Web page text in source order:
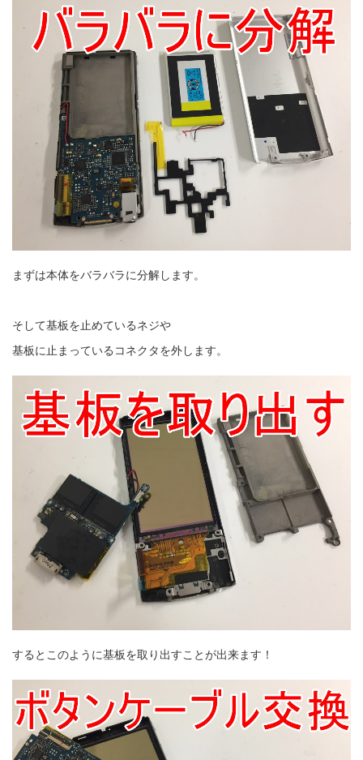
まずは本体をバラバラに分解します。
そして基板を止めているネジや
基板に止まっているコネクタを外します。
するとこのように基板を取り出すことが出来ます！